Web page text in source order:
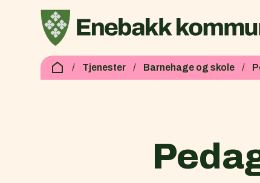
Du er her: Tjenester Barnehage og skole